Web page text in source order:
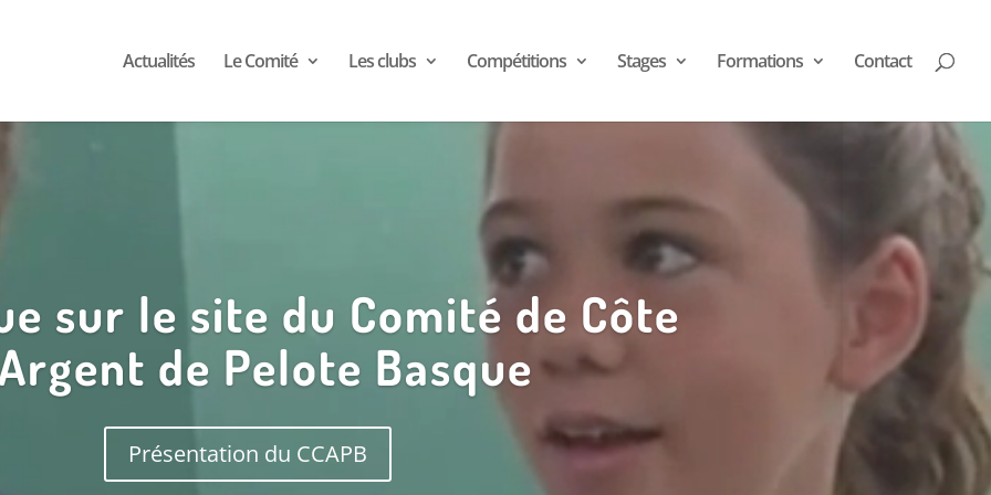
Actualités Le Comité Les clubs Compétitions Stages Formations Contact
sur le site du Comité de Côte
de Pelote Basque
Présentation du CCAPB